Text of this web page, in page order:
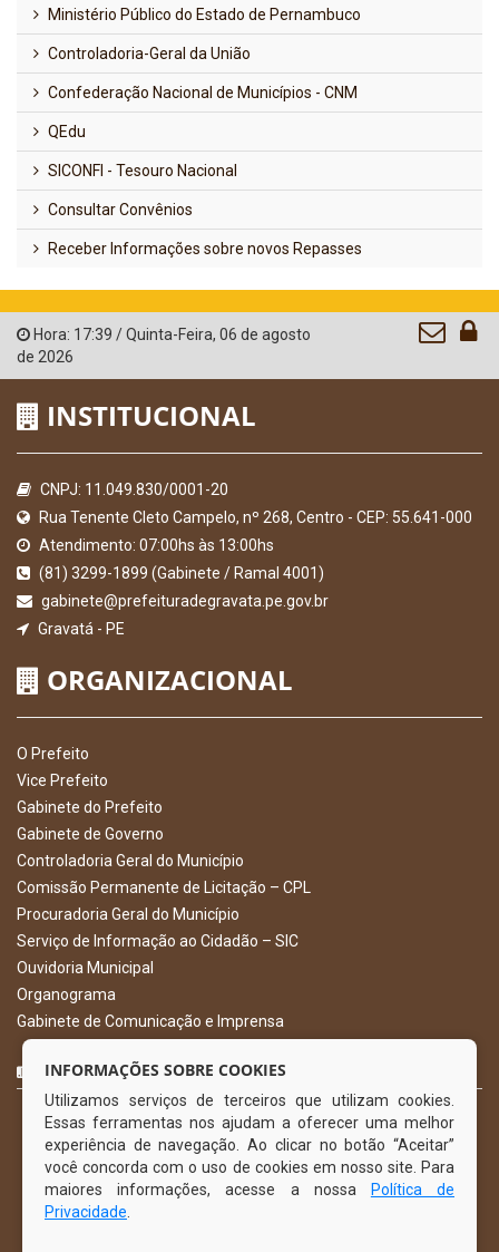
Ministério Público do Estado de Pernambuco
Controladoria-Geral da União
Confederação Nacional de Municípios - CNM
QEdu
SICONFI - Tesouro Nacional
Consultar Convênios
Receber Informações sobre novos Repasses
Hora: 17:39 /Quinta-Feira, 06 de agosto
de 2026
INSTITUCIONAL
CNPJ: 11.049.830/0001-20
Rua Tenente Cleto Campelo, nº 268, Centro - CEP: 55.641-000
Atendimento: 07:00hs às 13:00hs
(81) 3299-1899 (Gabinete / Ramal 4001)
gabinete@prefeituradegravata.pe.gov.br
Gravatá - PE
ORGANIZACIONAL
O Prefeito
Vice Prefeito
Gabinete do Prefeito
Gabinete de Governo
Controladoria Geral do Município
Comissão Permanente de Licitação – CPL
Procuradoria Geral do Município
Serviço de Informação ao Cidadão – SIC
Ouvidoria Municipal
Organograma
Gabinete de Comunicação e Imprensa
CURTA NOSSA FAN PAGE
INFORMAÇÕES SOBRE COOKIES
Utilizamos serviços de terceiros que utilizam cookies.
Essas ferramentas nos ajudam a oferecer uma melhor
experiência de navegação. Ao clicar no botão “Aceitar”
você concorda com o uso de cookies em nosso site. Para
maiores informações, acesse a nossa
Política de
Privacidade